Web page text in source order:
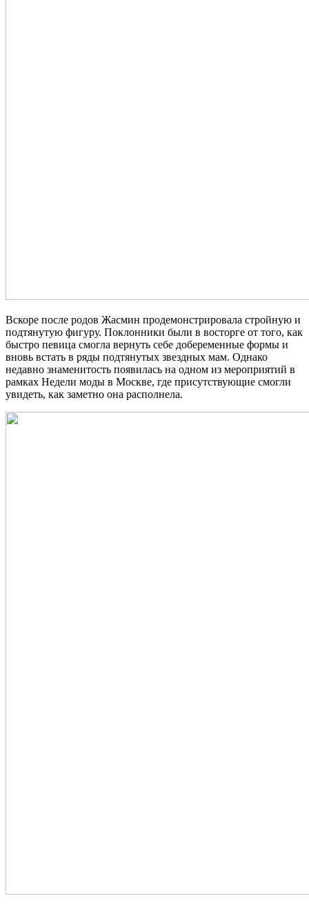
Вскоре после родов Жасмин продемонстрировала стройную и
подтянутую фигуру. Поклонники были в восторге от того, как
быстро певица смогла вернуть себе добеременные формы и
вновь встать в ряды подтянутых звездных мам. Однако
недавно знаменитость появилась на одном из мероприятий в
рамках Недели моды в Москве, где присутствующие смогли
увидеть, как заметно она располнела.